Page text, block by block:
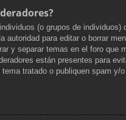
(o grupos de individuos)
autoridad para editar o borrar
y separar temas en el foro que
están presentes para
tratado o publiquen spam y/